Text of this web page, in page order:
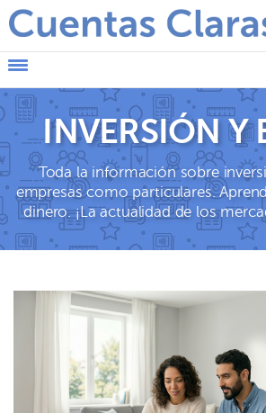
INVERSIÓN Y
Toda la información sobre
empresas como particulares.
dinero. ¡La actualidad de los